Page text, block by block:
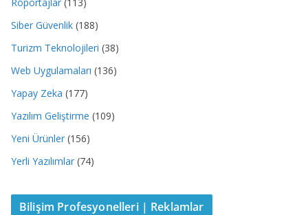
Siber Güvenlik (188)
Turizm Teknolojileri (38)
Web Uygulamaları (136)
Yapay Zeka (177)
Yazılım Geliştirme (109)
Yeni Ürünler (156)
Yerli Yazılımlar (74)
Bilişim Profesyonelleri | Reklamlar